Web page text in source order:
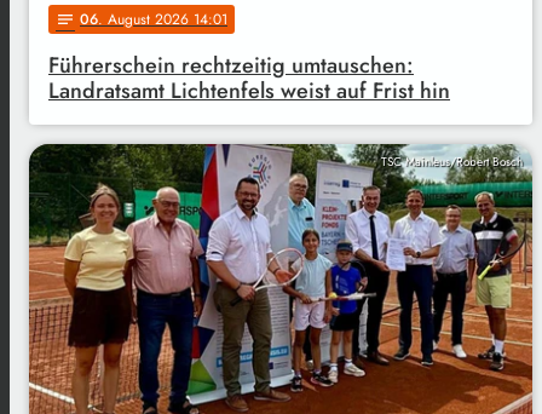
notes 06. August 2026 14:01
Führerschein rechtzeitig umtauschen:
Landratsamt Lichtenfels weist auf Frist hin
TSC Mainleus/Robert Bosch